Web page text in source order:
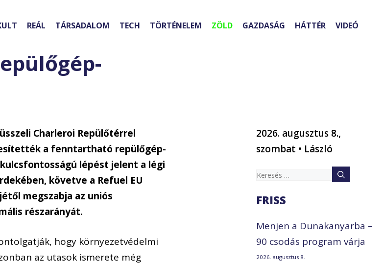
REÁL TÁRSADALOM TECH TÖRTÉNELEM ZÖLD GAZDASÁG HÁTTÉR VIDEÓ
Charleroi Repülőtérrel
a fenntartható repülőgép-
lépést jelent a légi
követve a Refuel EU
megszabja az uniós
részarányát.
hogy környezetvédelmi
az utasok ismerete még
2026. augusztus 8.,
szombat • László
Keresés:
FRISS
Menjen a Dunakanyarba –
90 csodás program várja
2026. augusztus 8.